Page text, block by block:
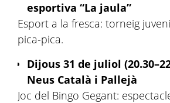
esportiva “La jaula”
Esport a la fresca: torneig
pica-pica.
Dijous 31 de juliol
Neus Català i Pallejà
Joc del Bingo Gegant: